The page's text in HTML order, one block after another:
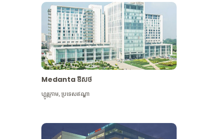
Medanta ឱសថ
ហ្គូរូក្រាម,ប្រទេសឥណ្ឌា